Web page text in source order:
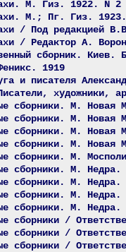
М. Гиз. 1922. N 2
М.; Пг. Гиз.
/ Под редакцией
/ Редактор А.
сборник. Киев.
1919
и писателя
художники,
сборники. М.
сборники. М.
сборники. М.
сборники. М.
сборники. М.
сборники. М.
сборники. М.
сборники. М.
сборники. М.
сборники /
сборники /
сборники /